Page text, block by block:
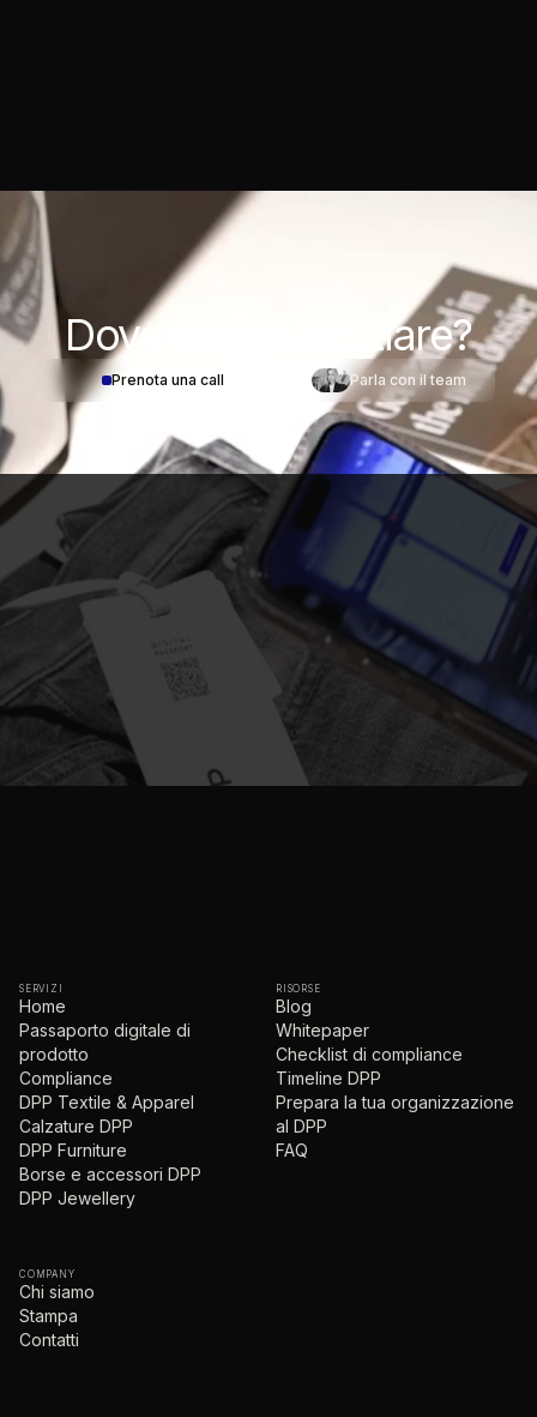
Dove vorresti iniziare?
Prenota una call Parla con il team
SERVIZI
Home
Passaporto digitale di
prodotto
Compliance
DPP Textile & Apparel
Calzature DPP
DPP Furniture
Borse e accessori DPP
DPP Jewellery
RISORSE
Blog
Whitepaper
Checklist di compliance
Timeline DPP
Prepara la tua organizzazione
al DPP
FAQ
COMPANY
Chi siamo
Stampa
Contatti